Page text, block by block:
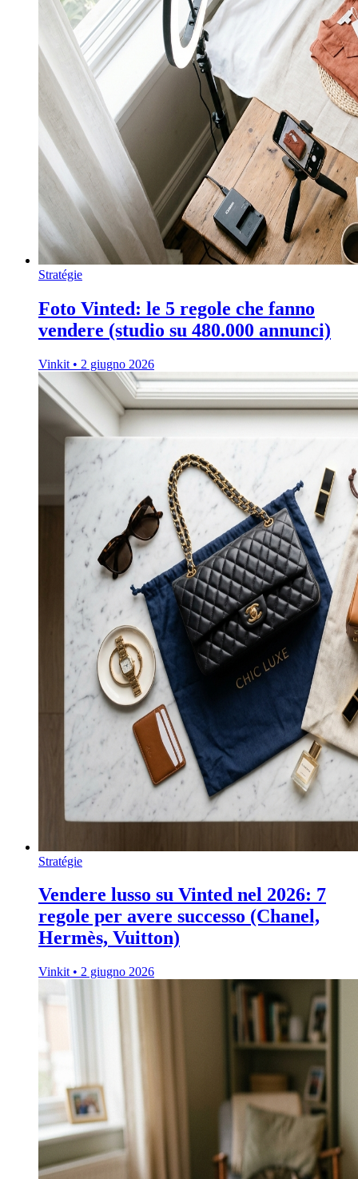
Stratégie
Foto Vinted: le 5 regole che fanno
vendere (studio su 480.000 annunci)
Vinkit • 2 giugno 2026
Stratégie
Vendere lusso su Vinted nel 2026: 7
regole per avere successo (Chanel,
Hermès, Vuitton)
Vinkit • 2 giugno 2026